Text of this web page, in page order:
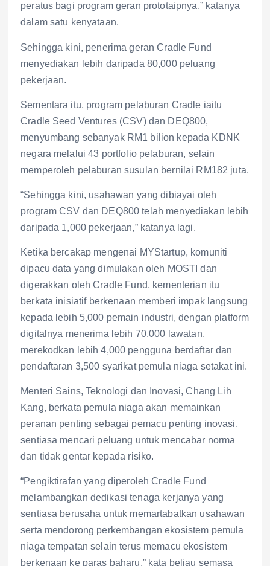
peratus bagi program geran prototaipnya,” katanya
dalam satu kenyataan.
Sehingga kini, penerima geran Cradle Fund
menyediakan lebih daripada 80,000 peluang
pekerjaan.
Sementara itu, program pelaburan Cradle iaitu
Cradle Seed Ventures (CSV) dan DEQ800,
menyumbang sebanyak RM1 bilion kepada KDNK
negara melalui 43 portfolio pelaburan, selain
memperoleh pelaburan susulan bernilai RM182 juta.
“Sehingga kini, usahawan yang dibiayai oleh
program CSV dan DEQ800 telah menyediakan lebih
daripada 1,000 pekerjaan,” katanya lagi.
Ketika bercakap mengenai MYStartup, komuniti
dipacu data yang dimulakan oleh MOSTI dan
digerakkan oleh Cradle Fund, kementerian itu
berkata inisiatif berkenaan memberi impak langsung
kepada lebih 5,000 pemain industri, dengan platform
digitalnya menerima lebih 70,000 lawatan,
merekodkan lebih 4,000 pengguna berdaftar dan
pendaftaran 3,500 syarikat pemula niaga setakat ini.
Menteri Sains, Teknologi dan Inovasi, Chang Lih
Kang, berkata pemula niaga akan memainkan
peranan penting sebagai pemacu penting inovasi,
sentiasa mencari peluang untuk mencabar norma
dan tidak gentar kepada risiko.
“Pengiktirafan yang diperoleh Cradle Fund
melambangkan dedikasi tenaga kerjanya yang
sentiasa berusaha untuk memartabatkan usahawan
serta mendorong perkembangan ekosistem pemula
niaga tempatan selain terus memacu ekosistem
berkenaan ke paras baharu,” kata beliau semasa